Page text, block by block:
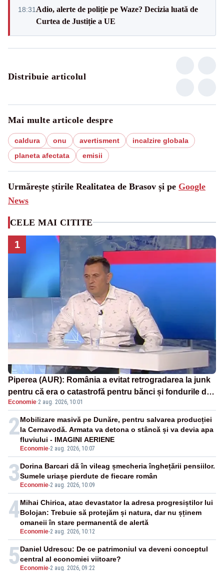
18:31 Adio, alerte de poliție pe Waze? Decizia luată de
Curtea de Justiție a UE
Distribuie articolul
Mai multe articole despre
caldura onu avertisment
incalzire globala
planeta afectata
emisii
Urmărește știrile Realitatea de Brasov și pe Google
News
CELE MAI CITITE
1
Piperea (AUR): România a evitat retrogradarea la junk
pentru că era o catastrofă pentru bănci și fondurile de
pensii
Economie·2 aug. 2026, 10:01
2
Economie-2 aug. 2026, 10:07
Mobilizare masivă pe Dunăre, pentru salvarea producției
la Cernavodă. Armata va detona o stâncă și va devia apa
fluviului - IMAGINI AERIENE
3 Economie-2 aug. 2026, 10:09
Dorina Barcari dă în vileag șmecheria înghețării pensiilor.
Sumele uriașe pierdute de fiecare român
4
Economie-2 aug. 2026, 10:12
Mihai Chirica, atac devastator la adresa progresiștilor lui
Bolojan: Trebuie să protejăm și natura, dar nu șținem
omaneii în stare permanentă de alertă
5 Economie-2 aug. 2026, 09:22
Daniel Udrescu: De ce patrimoniul va deveni conceptul
central al economiei viitoare?